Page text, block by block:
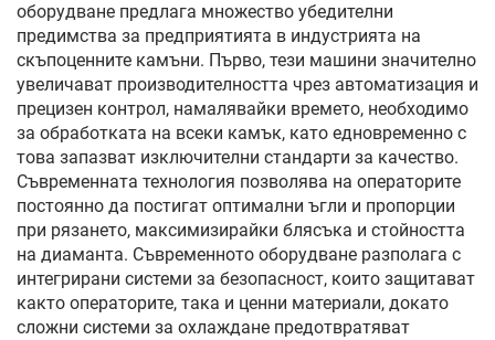
оборудване предлага множество убедителни
предимства за предприятията в индустрията на
скъпоценните камъни. Първо, тези машини значително
увеличават производителността чрез автоматизация и
прецизен контрол, намалявайки времето, необходимо
за обработката на всеки камък, като едновременно с
това запазват изключителни стандарти за качество.
Съвременната технология позволява на операторите
постоянно да постигат оптимални ъгли и пропорции
при рязането, максимизирайки блясъка и стойността
на диаманта. Съвременното оборудване разполага с
интегрирани системи за безопасност, които защитават
както операторите, така и ценни материали, докато
сложни системи за охлаждане предотвратяват